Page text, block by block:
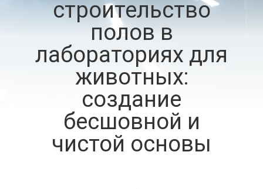
ЗАВОДУ
КОНТРОЛЬ
КАЧЕСТВА
СВЯЖИТЕСЬ
строительство
полов в
лабораториях для
животных:
создание
бесшовной и
чистой основы